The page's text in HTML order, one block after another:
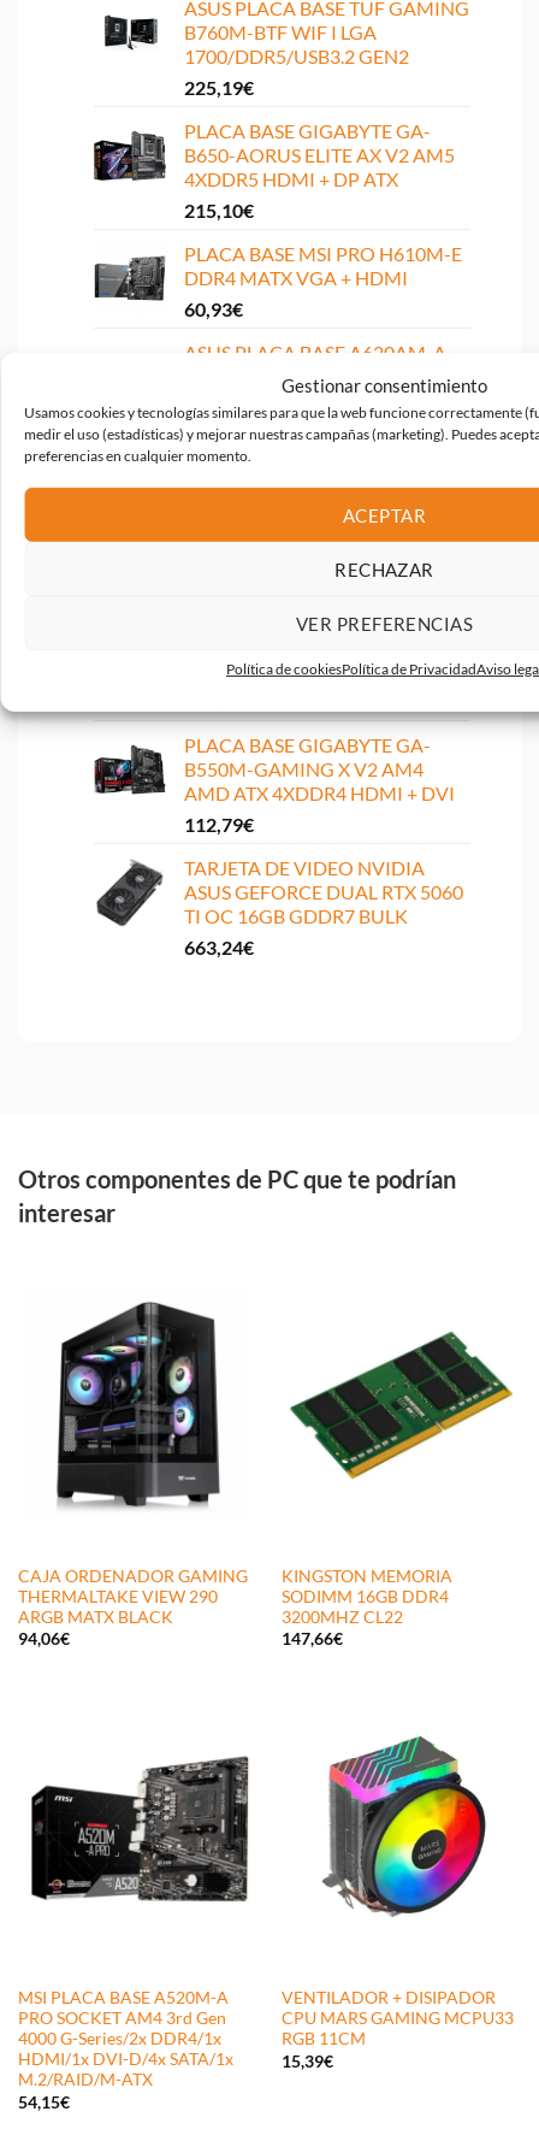
Gestionar consentimiento
Usamos cookies y tecnologías similares para que la web funcione correctamente
medir el uso (estadísticas) y mejorar nuestras campañas (marketing). Puedes
preferencias en cualquier momento.
ACEPTAR
RECHAZAR
VER PREFERENCIAS
Política de cookiesPolítica de PrivacidadAviso
ASUS PLACA BASE TUF GAMING
B760M-BTF WIF I LGA
1700/DDR5/USB3.2 GEN2
225,19€
PLACA BASE GIGABYTE GA-
B650-AORUS ELITE AX V2 AM5
4XDDR5 HDMI + DP ATX
215,10€
PLACA BASE MSI PRO H610M-E
DDR4 MATX VGA + HDMI
60,93€
ASUS PLACA BASE A620AM-A-
CSM SOCKET AM5 Ryzen series
2xM.2
92,29€
PLUS ATX 4XDDR5 HDMI + VGA
+ DP
PLACA BASE MSI B650M
4XDDR5 HDMI + DP
PLACA BASE GIGABYTE GA-
B550M-GAMING X V2 AM4
AMD ATX 4XDDR4 HDMI + DVI
112,79€
TARJETA DE VIDEO NVIDIA
ASUS GEFORCE DUAL RTX 5060
TI OC 16GB GDDR7 BULK
663,24€
Otros componentes de PC que te podrían
interesar
CAJA ORDENADOR GAMING
THERMALTAKE VIEW 290
ARGB MATX BLACK
94,06€
KINGSTON MEMORIA
SODIMM 16GB DDR4
3200MHZ CL22
147,66€
MSI PLACA BASE A520M-A
PRO SOCKET AM4 3rd Gen
4000 G-Series/2x DDR4/1x
HDMI/1x DVI-D/4x SATA/1x
M.2/RAID/M-ATX
54,15€
VENTILADOR + DISIPADOR
CPU MARS GAMING MCPU33
RGB 11CM
15,39€